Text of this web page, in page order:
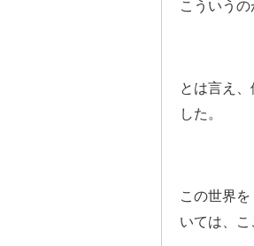
こういう
とは言え
した。
この世界
いては、